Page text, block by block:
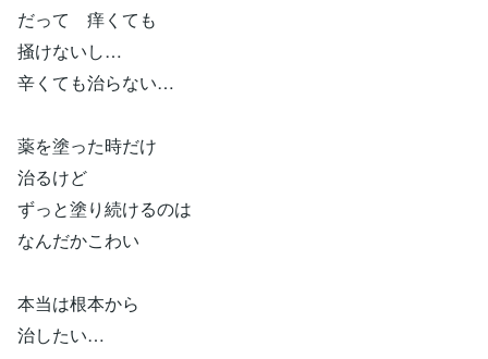
だって 痒くても
掻けないし…
辛くても治らない…
薬を塗った時だけ
治るけど
ずっと塗り続けるのは
なんだかこわい
本当は根本から
治したい…